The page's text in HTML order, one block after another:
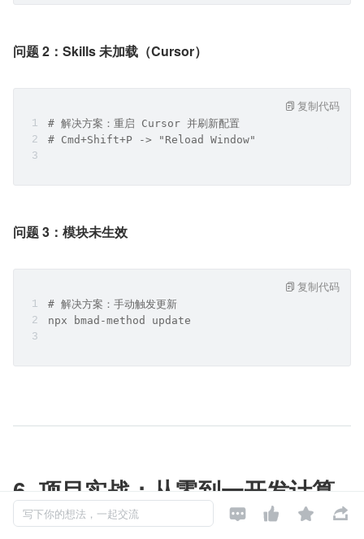
问题 2：Skills 未加载（Cursor）
# 解决方案：重启 Cursor 并刷新配置
# Cmd+Shift+P -> "Reload Window"
复制代码
问题 3：模块未生效
# 解决方案：手动触发更新
npx bmad-method update
复制代码
6. 项目实战：从零到一开发计算
器应用
写下你的想法，一起交流    